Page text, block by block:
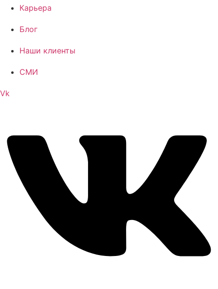
Карьера
Блог
Наши клиенты
СМИ
Vk